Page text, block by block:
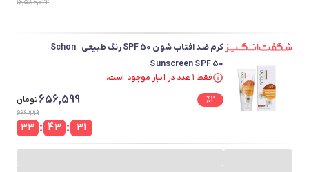
16,586,722
کرم ضد افتاب شون SPF 50 رنگ طبیعی | Schon
Sunscreen SPF 50
فقط ۱ عدد در انبار موجود است.
%2
656,599تومان
669,999
31
:
43
:
33